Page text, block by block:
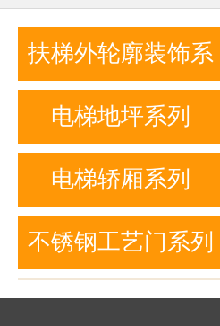
扶梯外轮廓装饰系
列
电梯地坪系列
电梯轿厢系列
不锈钢工艺门系列